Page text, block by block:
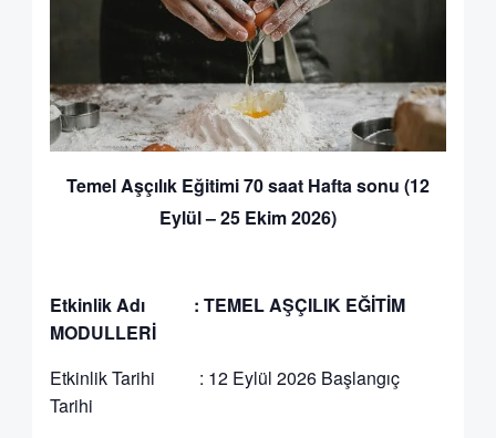
Temel Aşçılık Eğitimi 70 saat Hafta sonu (12
Eylül – 25 Ekim 2026)
Etkinlik Adı : TEMEL AŞÇILIK EĞİTİM
MODULLERİ
Etkinlik Tarihi : 12 Eylül 2026 Başlangıç
Tarihi